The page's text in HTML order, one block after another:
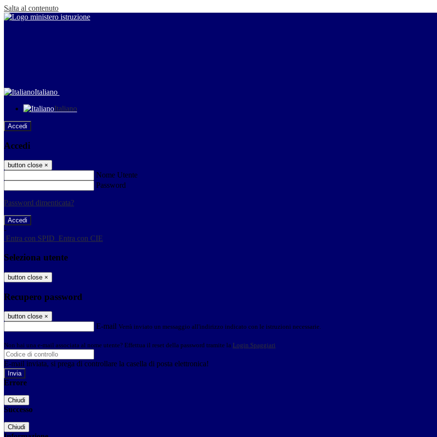
Salta al contenuto
Italiano
Italiano
Accedi
Accedi
button close ×
Nome Utente
Password
Password dimenticata?
-
Entra con SPID Entra con CIE
Seleziona utente
button close ×
Recupero password
button close ×
E-mail Verrà inviato un messaggio all'indirizzo indicato con le istruzioni necessarie.
Non hai una e-mail associata al nome utente? Effettua il reset della password tramite la Login Spaggiari
E-mail inviata, si prega di controllare la casella di posta elettronica!
Errore
Chiudi
Successo
Chiudi